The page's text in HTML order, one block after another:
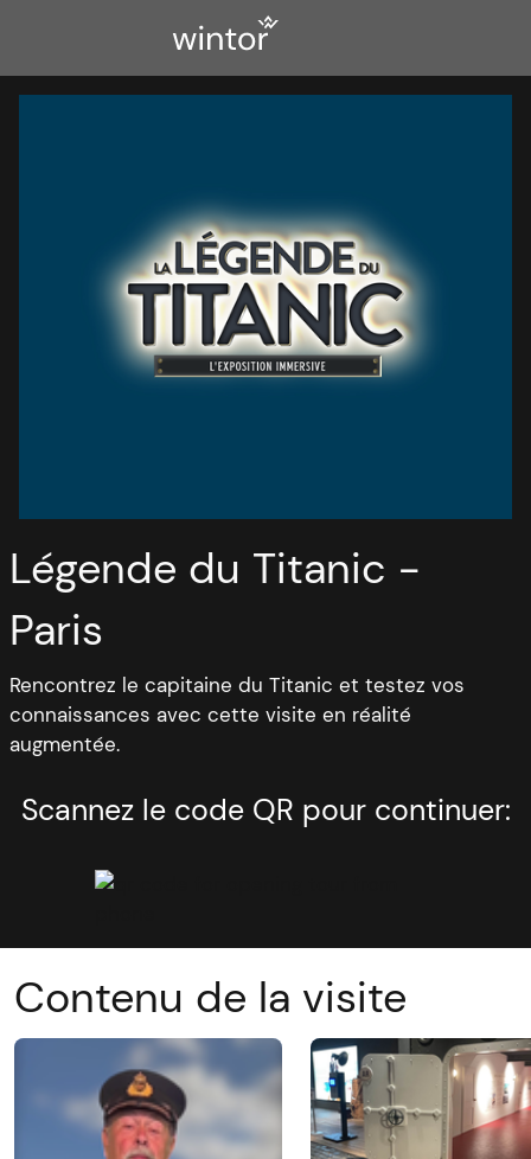
Légende du Titanic -
Paris
Rencontrez le capitaine du Titanic et testez vos
connaissances avec cette visite en réalité
augmentée.
Scannez le code QR pour continuer:
Contenu de la visite